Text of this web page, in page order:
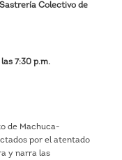
Colectivo de
7:30 p.m.
de Machuca-
por el atentado
y narra las